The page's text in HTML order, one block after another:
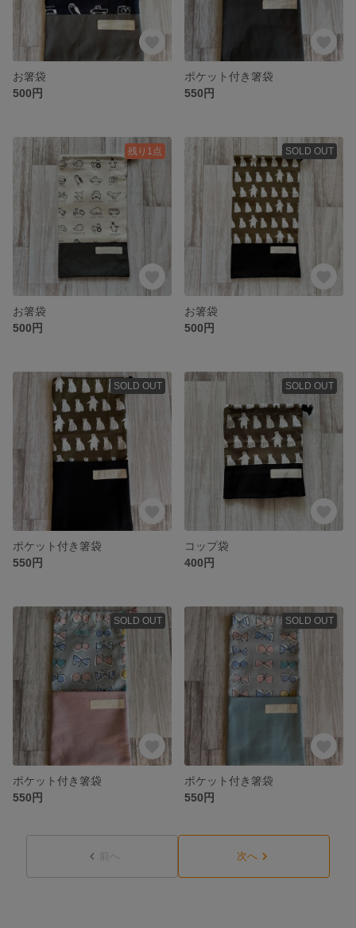
お箸袋
500円
ポケット付き箸袋
550円
残り1点
お箸袋
500円
SOLD OUT
お箸袋
500円
SOLD OUT
ポケット付き箸袋
550円
SOLD OUT
コップ袋
400円
SOLD OUT
ポケット付き箸袋
550円
SOLD OUT
ポケット付き箸袋
550円
前へ 次へ